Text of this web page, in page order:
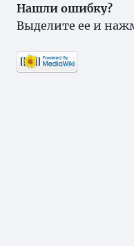
Нашли ошибку?
Выделите ее и